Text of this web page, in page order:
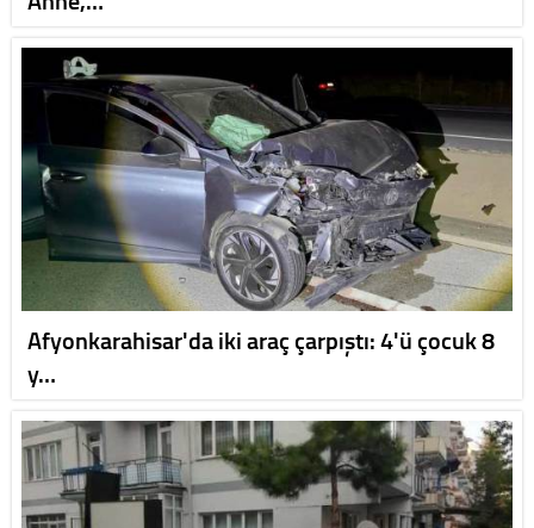
Afyonkarahisar'da iki araç çarpıştı: 4'ü çocuk 8
y…